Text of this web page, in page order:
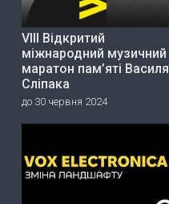
VIII Відкритий
міжнародний музичний
маратон пам’яті Василя
Сліпака
до 30 червня 2024